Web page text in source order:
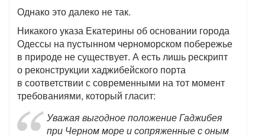
Однако это далеко не так.
Никакого указа Екатерины об основании города
Одессы на пустынном черноморском побережье
в природе не существует. А есть лишь рескрипт
о реконструкции хаджибейского порта
в соответствии с современными на тот момент
требованиями, который гласит:
Уважая выгодное положение Гаджибея
при Черном море и сопряженные с оным